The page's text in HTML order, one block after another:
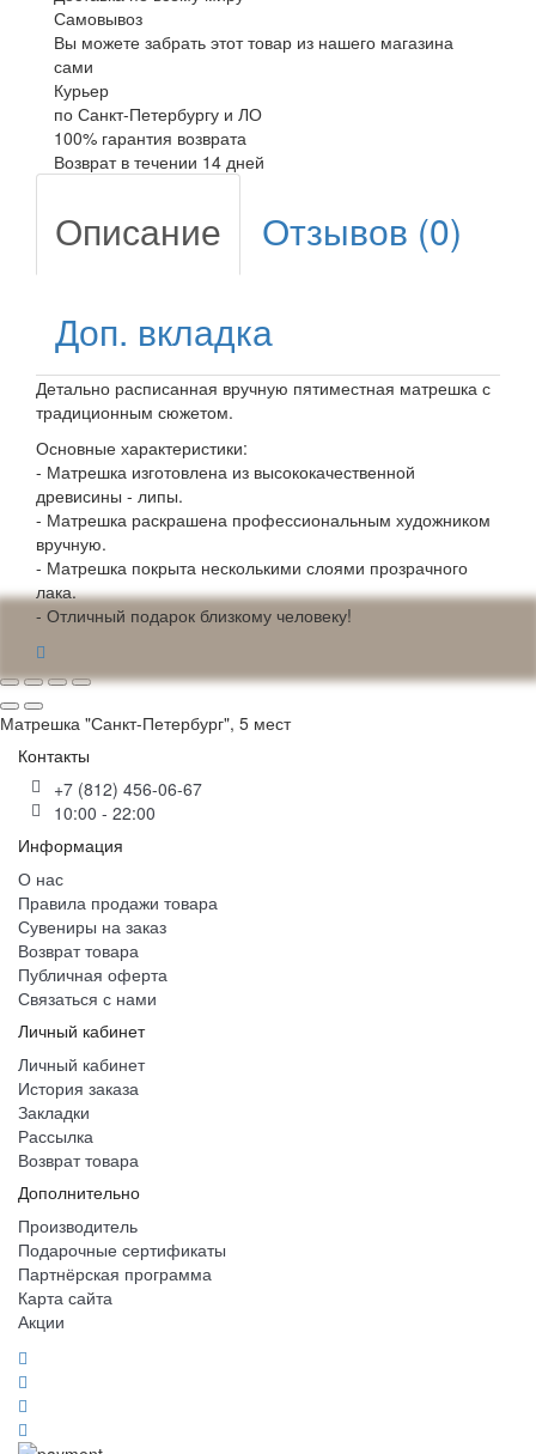
Самовывоз
Вы можете забрать этот товар из нашего магазина
сами
Курьер
по Санкт-Петербургу и ЛО
100% гарантия возврата
Возврат в течении 14 дней
Описание
Отзывов (0)
Доп. вкладка
Детально расписанная вручную пятиместная матрешка с
традиционным сюжетом.
Основные характеристики:
- Матрешка изготовлена из высококачественной
древисины - липы.
- Матрешка раскрашена профессиональным художником
вручную.
- Матрешка покрыта несколькими слоями прозрачного
лака.
- Отличный подарок близкому человеку!
Матрешка "Санкт-Петербург", 5 мест
Контакты
+7 (812) 456-06-67
10:00 - 22:00
Информация
О нас
Правила продажи товара
Сувениры на заказ
Возврат товара
Публичная оферта
Связаться с нами
Личный кабинет
Личный кабинет
История заказа
Закладки
Рассылка
Возврат товара
Дополнительно
Производитель
Подарочные сертификаты
Партнёрская программа
Карта сайта
Акции